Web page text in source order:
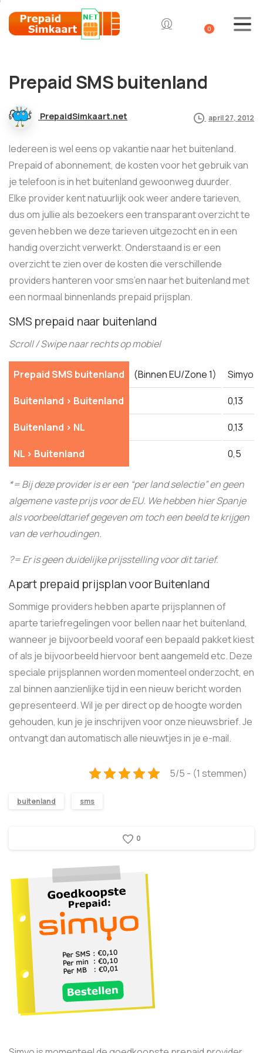
0
Prepaid SMS buitenland
PrepaidSimkaart.net april 27, 2012
Iedereen is wel eens op vakantie naar het buitenland.
Prepaid of abonnement, de kosten voor het gebruik van
je telefoon is in het buitenland gewoonweg duurder.
Elke provider kent natuurlijk ook weer andere tarieven,
dus om jullie als bezoekers een transparant overzicht te
geven hebben we deze tarieven uitgezocht en in een
handig overzicht verwerkt. Onderstaand is er een
overzicht te zien over de kosten die verschillende
providers hanteren voor sms’en naar het buitenland met
een normaal binnenlands prepaid prijsplan.
SMS prepaid naar buitenland
Scroll / Swipe naar rechts op mobiel
Prepaid SMS buitenland
Buitenland > Buitenland
Buitenland > NL
NL > Buitenland
(Binnen EU/Zone 1) Simyo
0,13
0,13
0,5
*= Bij deze provider is er een “per land selectie” en geen
algemene vaste prijs voor de EU. We hebben hier Spanje
als voorbeeldtarief gegeven om toch een beeld te krijgen
van de verhoudingen.
?= Er is geen duidelijke prijsstelling voor dit tarief.
Apart prepaid prijsplan voor Buitenland
Sommige providers hebben aparte prijsplannen of
aparte tariefregelingen voor bellen naar het buitenland,
wanneer je bijvoorbeeld vooraf een bepaald pakket kiest
of als je bijvoorbeeld hiervoor bent aangemeld etc. Deze
speciale prijsplannen worden momenteel onderzocht, en
zal binnen aanzienlijke tijd in een nieuw bericht worden
gepresenteerd. Wil je per direct op de hoogte worden
gehouden, kun je je inschrijven voor onze nieuwsbrief. Je
ontvangt dan automatisch alle nieuwtjes in je e-mail.
5/5 - (1 stemmen)
buitenland sms
0